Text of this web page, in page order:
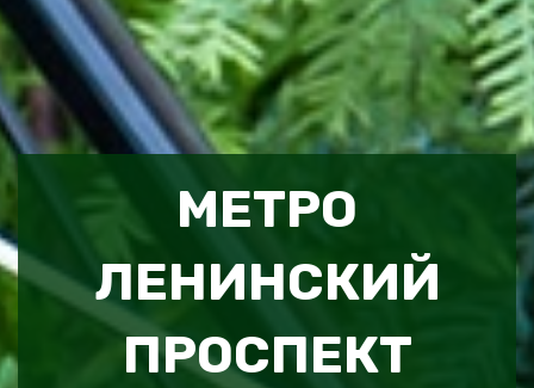
МЕТРО
ЛЕНИНСКИЙ
ПРОСПЕКТ